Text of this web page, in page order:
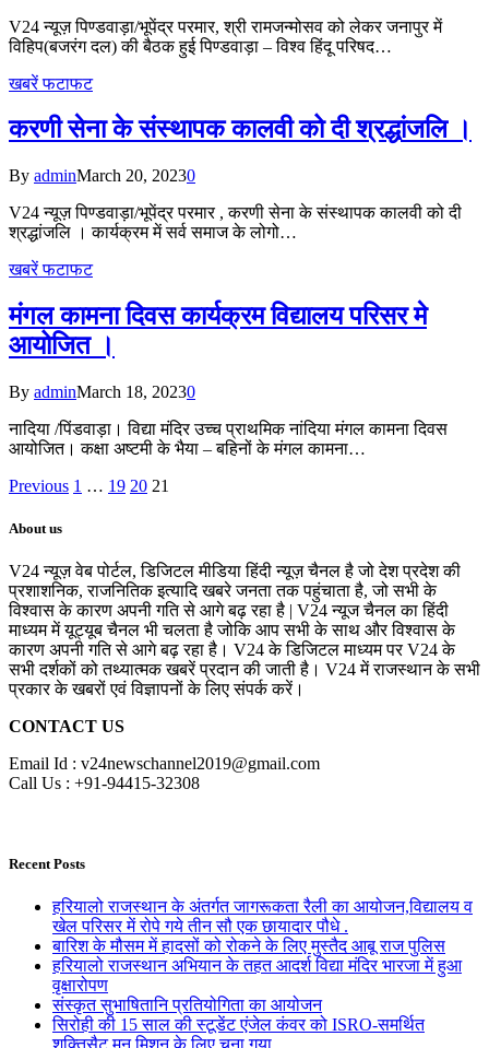
V24 न्यूज़ पिण्डवाड़ा/भूपेंद्र परमार, श्री रामजन्मोसव को लेकर जनापुर में
विहिप(बजरंग दल) की बैठक हुई पिण्डवाड़ा – विश्व हिंदू परिषद…
खबरें फटाफट
करणी सेना के संस्थापक कालवी को दी श्रद्धांजलि ।
By adminMarch 20, 20230
V24 न्यूज़ पिण्डवाड़ा/भूपेंद्र परमार , करणी सेना के संस्थापक कालवी को दी
श्रद्धांजलि । कार्यक्रम में सर्व समाज के लोगो…
खबरें फटाफट
मंगल कामना दिवस कार्यक्रम विद्यालय परिसर मे
आयोजित ।
By adminMarch 18, 20230
नादिया /पिंडवाड़ा। विद्या मंदिर उच्च प्राथमिक नांदिया मंगल कामना दिवस
आयोजित। कक्षा अष्टमी के भैया – बहिनों के मंगल कामना…
Previous 1 … 19 20 21
About us
V24 न्यूज़ वेब पोर्टल, डिजिटल मीडिया हिंदी न्यूज़ चैनल है जो देश प्रदेश की
प्रशाशनिक, राजनितिक इत्यादि खबरे जनता तक पहुंचाता है, जो सभी के
विश्वास के कारण अपनी गति से आगे बढ़ रहा है | V24 न्यूज चैनल का हिंदी
माध्यम में यूट्यूब चैनल भी चलता है जोकि आप सभी के साथ और विश्वास के
कारण अपनी गति से आगे बढ़ रहा है। V24 के डिजिटल माध्यम पर V24 के
सभी दर्शकों को तथ्यात्मक खबरें प्रदान की जाती है। V24 में राजस्थान के सभी
प्रकार के खबरों एवं विज्ञापनों के लिए संपर्क करें।
CONTACT US
Email Id : v24newschannel2019@gmail.com
Call Us : +91-94415-32308
Recent Posts
हरियालो राजस्थान के अंतर्गत जागरूकता रैली का आयोजन,विद्यालय व
खेल परिसर में रोपे गये तीन सौ एक छायादार पौधे .
बारिश के मौसम में हादसों को रोकने के लिए मुस्तैद आबू राज पुलिस
हरियालो राजस्थान अभियान के तहत आदर्श विद्या मंदिर भारजा में हुआ
वृक्षारोपण
संस्कृत सुभाषितानि प्रतियोगिता का आयोजन
सिरोही की 15 साल की स्टूडेंट एंजेल कंवर को ISRO-समर्थित
शक्तिसैट मून मिशन के लिए चुना गया